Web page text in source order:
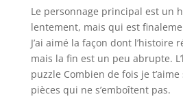
Le personnage principal est un
lentement, mais qui est
J’ai aimé la façon dont l’histoire
mais la fin est un peu abrupte.
puzzle Combien de fois je
pièces qui ne s’emboîtent pas.